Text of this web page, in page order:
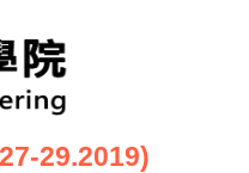
29.2019)